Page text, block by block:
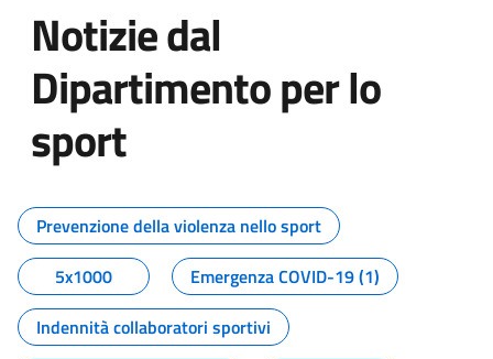
Notizie dal
Dipartimento per lo
sport
Tutti i contenuti della pagina
Prevenzione della violenza nello sport
5x1000
Emergenza COVID-19 (1)
Indennità collaboratori sportivi